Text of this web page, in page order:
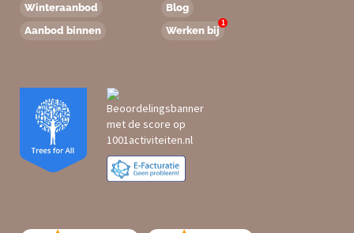
Winteraanbod
Aanbod binnen
Blog
Werken bij
1